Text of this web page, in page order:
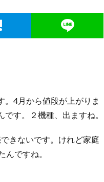
。4月から値段が上がりま
す。２機種、出ますね。
きないです。けれど家庭
ですね。